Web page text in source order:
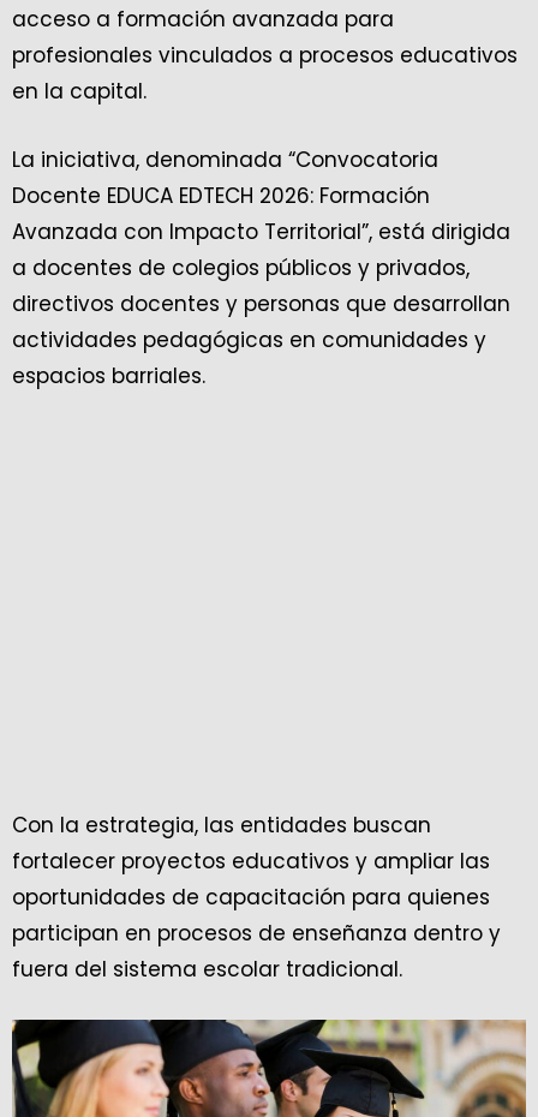
acceso a formación avanzada para
profesionales vinculados a procesos educativos
en la capital.
La iniciativa, denominada “Convocatoria
Docente EDUCA EDTECH 2026: Formación
Avanzada con Impacto Territorial”, está dirigida
a docentes de colegios públicos y privados,
directivos docentes y personas que desarrollan
actividades pedagógicas en comunidades y
espacios barriales.
Con la estrategia, las entidades buscan
fortalecer proyectos educativos y ampliar las
oportunidades de capacitación para quienes
participan en procesos de enseñanza dentro y
fuera del sistema escolar tradicional.